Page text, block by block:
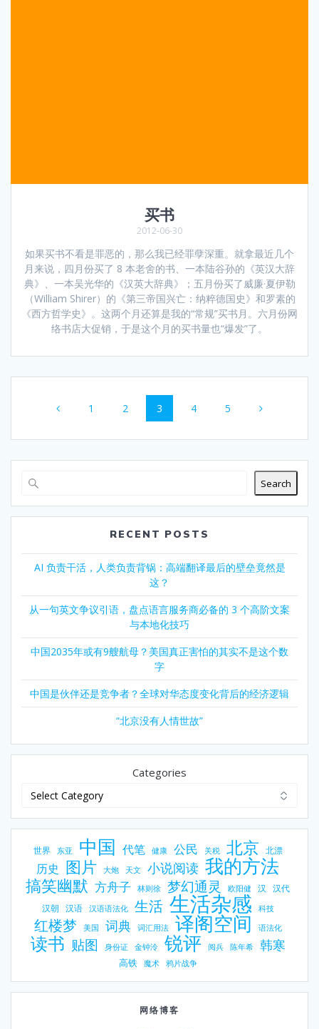
买书
2012-06-30
如果买书不看是罪恶的，那么我已经罪孽深重。就拿最近几个
月来说，四月份买了 8 本老舍的书、一本陆谷孙的《英汉大辞
典》、一本吴光华的《汉英大辞典》；五月份买了威廉·夏伊勒
（William Shirer）的《第三帝国兴亡：纳粹德国史》和罗素的
《西方哲学史》。这两个月还算是我的“常规”买书月。六月份网
络书店大促销，于是这个月的买书量也“爆发”了。
navigation
Page
1 Page
2 Page
3 Page
4 Page
5
Search
RECENT POSTS
AI 负责干活，人类负责背锅：高端翻译最后的壁垒竟然是
这？
从一句英文争议引语，盘点语言服务商必备的 3 个高阶文案
与本地化技巧
中国2035年或有9艘航母？美国真正害怕的其实不是这个数
字
中国是伙伴还是竞争者？全球对华态度变化背后的经济逻辑
“北京没有人情世故”
Categories
世界 东亚 中国 代笔 健康 公民 关税 北京 北漂
历史 图片 大炮 天文 小说阅读 我的方法
搞笑幽默 方舟子 林则徐 梦幻通灵 欧阳健 汉 汉代
汉朝 汉语 汉语语法化 生活 生活杂感 科技
红楼梦 美国 词典 词汇用法 译阁空间 语法化
读书 贴图 身份证 金钟泠 锐评 阅兵 陈年希 韩寒
高铁 魔术 鸦片战争
网络博客